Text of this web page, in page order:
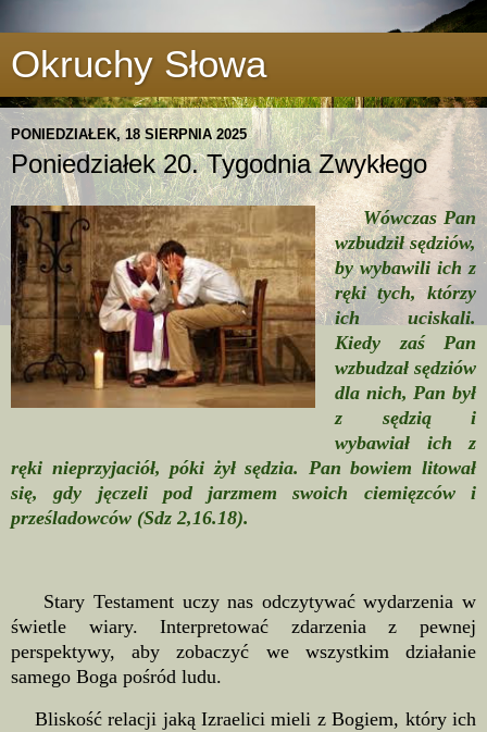
Okruchy Słowa
PONIEDZIAŁEK, 18 SIERPNIA 2025
Poniedziałek 20. Tygodnia Zwykłego
Wówczas Pan
wzbudził sędziów,
by wybawili ich z
ręki tych, którzy
ich uciskali.
Kiedy zaś Pan
wzbudzał sędziów
dla nich, Pan był
z sędzią i
wybawiał ich z
ręki nieprzyjaciół, póki żył sędzia. Pan bowiem litował
się, gdy jęczeli pod jarzmem swoich ciemięzców i
prześladowców (Sdz 2,16.18).
Stary Testament uczy nas odczytywać wydarzenia w
świetle wiary. Interpretować zdarzenia z pewnej
perspektywy, aby zobaczyć we wszystkim działanie
samego Boga pośród ludu.
Bliskość relacji jaką Izraelici mieli z Bogiem, który ich